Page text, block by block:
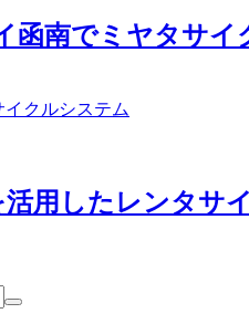
函南でミヤタサイ
活用したレンタサ